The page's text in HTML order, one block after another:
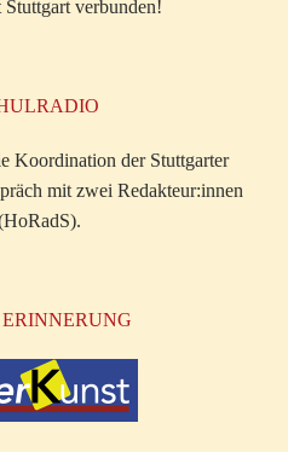
verbunden!
Koordination der Stuttgarter
mit zwei Redakteur:innen